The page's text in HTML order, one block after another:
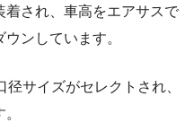
着され、車高をエアサスで
ンしています。
サイズがセレクトされ、